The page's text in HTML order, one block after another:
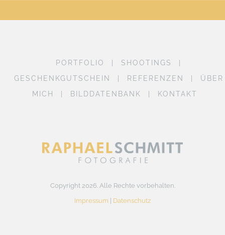
PORTFOLIO
SHOOTINGS
GESCHENKGUTSCHEIN
REFERENZEN
ÜBER
MICH
BILDDATENBANK KONTAKT
Copyright 2026. Alle Rechte vorbehalten.
Impressum
Datenschutz